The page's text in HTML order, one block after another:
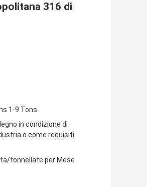
316 di
1-9 Tons
in condizione di
o come requisiti
tonnellate per Mese